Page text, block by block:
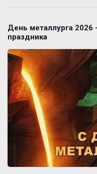
День металлурга 2026
праздника